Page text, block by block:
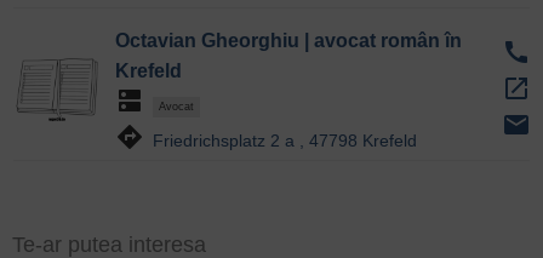
Octavian Gheorghiu | avocat român în
Krefeld
dns Avocat
directions Friedrichsplatz 2 a , 47798 Krefeld
call
open_in_new
email
Te-ar putea interesa